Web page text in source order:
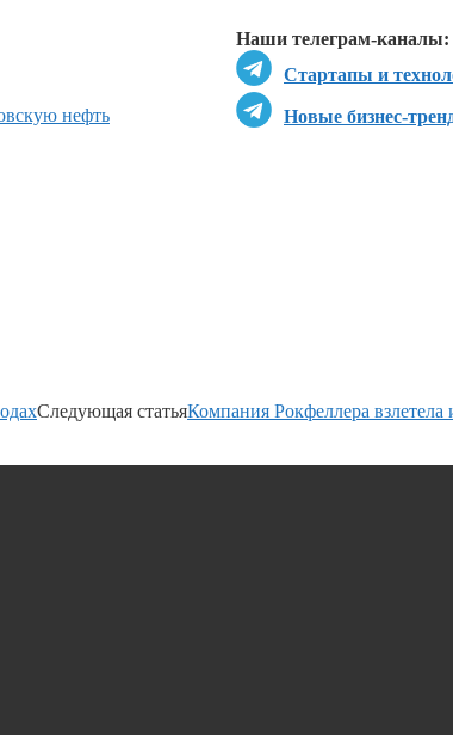
Наши телеграм-каналы:
Стартапы и
Новые бизнес-
нефть
Следующая статьяКомпания Рокфеллера взлетела